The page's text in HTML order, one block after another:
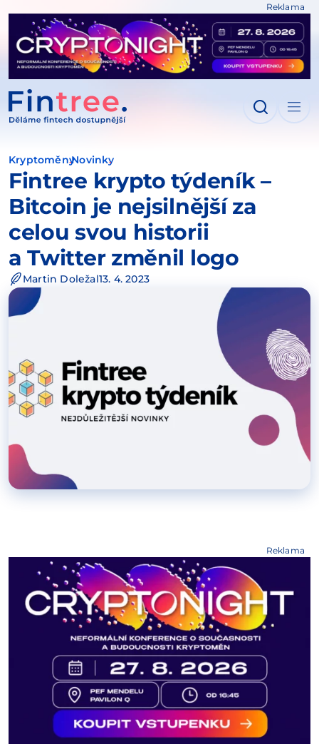
Reklama
KryptoměnyNovinky
Fintree krypto týdeník –
Bitcoin je nejsilnější za
celou svou historii
a Twitter změnil logo
Martin Doležal13. 4. 2023
Reklama